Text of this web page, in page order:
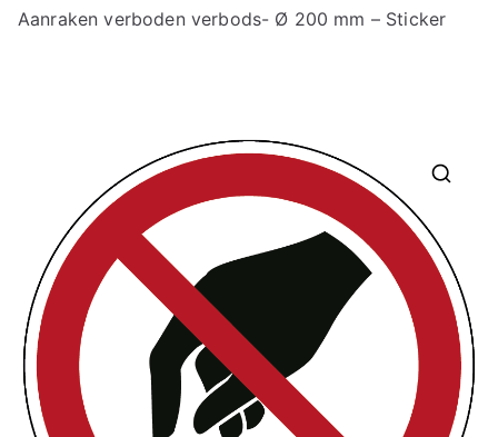
Aanraken verboden verbods- Ø 200 mm – Sticker